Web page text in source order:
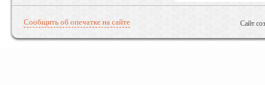
Сообщить об опечатке на сайте Сайт